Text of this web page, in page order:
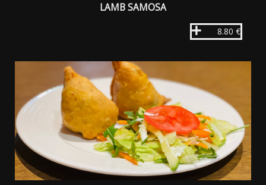
LAMB SAMOSA
8.80 €